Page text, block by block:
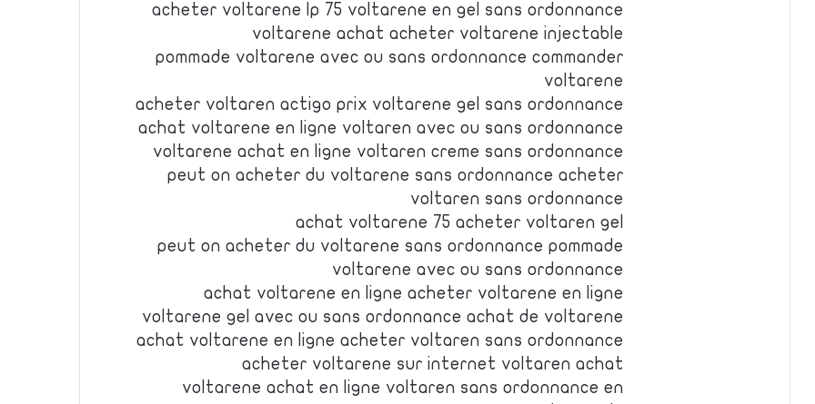
acheter voltarene lp 75 voltarene en gel sans ordonnance
voltarene achat acheter voltarene injectable
pommade voltarene avec ou sans ordonnance commander
voltarene
acheter voltaren actigo prix voltarene gel sans ordonnance
achat voltarene en ligne voltaren avec ou sans ordonnance
voltarene achat en ligne voltaren creme sans ordonnance
peut on acheter du voltarene sans ordonnance acheter
voltaren sans ordonnance
achat voltarene 75 acheter voltaren gel
peut on acheter du voltarene sans ordonnance pommade
voltarene avec ou sans ordonnance
achat voltarene en ligne acheter voltarene en ligne
voltarene gel avec ou sans ordonnance achat de voltarene
achat voltarene en ligne acheter voltaren sans ordonnance
acheter voltarene sur internet voltaren achat
voltarene achat en ligne voltaren sans ordonnance en